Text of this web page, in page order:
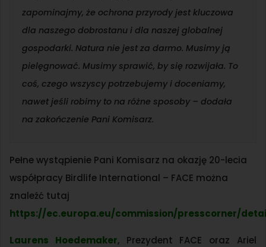
zapominajmy, że ochrona przyrody jest kluczowa
dla naszego dobrostanu i dla naszej globalnej
gospodarki. Natura nie jest za darmo. Musimy ją
pielęgnować. Musimy sprawić, by się rozwijała. To
coś, czego wszyscy potrzebujemy i doceniamy,
nawet jeśli robimy to na różne sposoby – dodała
na zakończenie Pani Komisarz.
Pełne wystąpienie Pani Komisarz na okazję 20-lecia
współpracy Birdlife International – FACE można
znaleźć tutaj
https://ec.europa.eu/commission/presscorner/
Laurens Hoedemaker, Prezydent FACE oraz Ariel